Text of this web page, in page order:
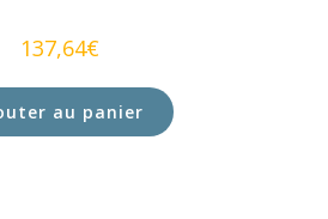
137,64€
au panier